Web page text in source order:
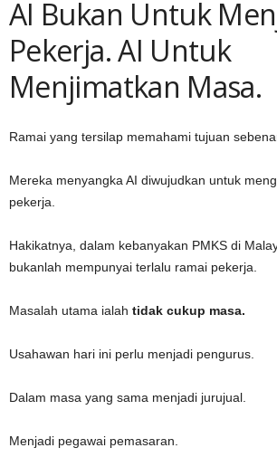
AI Bukan Untuk
Pekerja. AI Untuk
Menjimatkan Masa.
Ramai yang tersilap memahami tujuan
Mereka menyangka AI diwujudkan untuk
pekerja.
Hakikatnya, dalam kebanyakan PMKS di
bukanlah mempunyai terlalu ramai pekerja.
Masalah utama ialah tidak cukup masa.
Usahawan hari ini perlu menjadi pengurus.
Dalam masa yang sama menjadi jurujual.
Menjadi pegawai pemasaran.